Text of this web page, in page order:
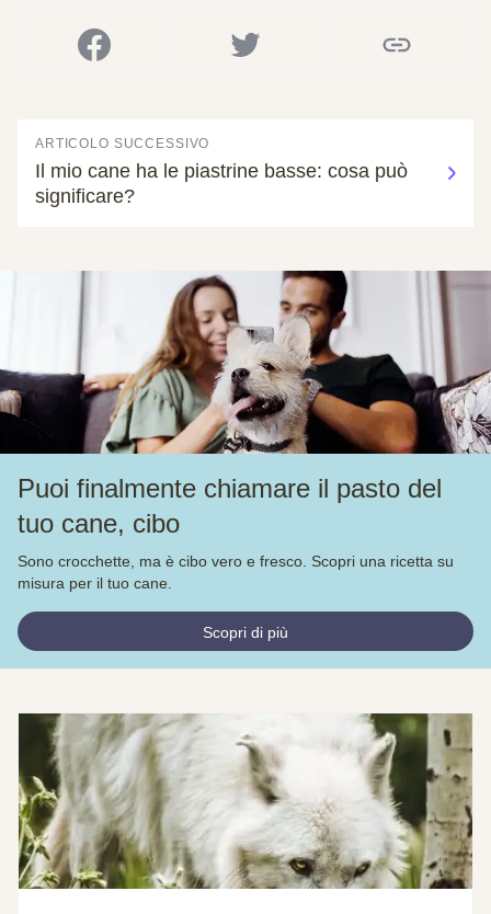
ARTICOLO SUCCESSIVO
Il mio cane ha le piastrine basse: cosa può
significare?
Puoi finalmente chiamare il pasto del
tuo cane, cibo
Sono crocchette, ma è cibo vero e fresco. Scopri una ricetta su
misura per il tuo cane.
Scopri di più